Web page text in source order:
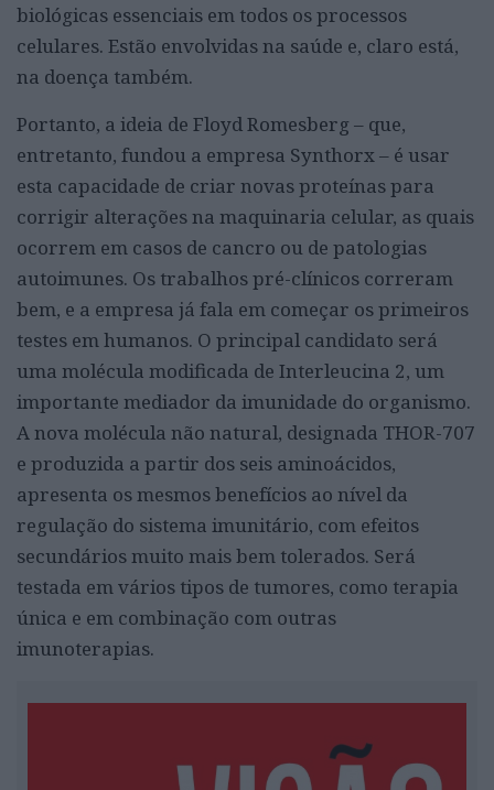
biológicas essenciais em todos os processos
celulares. Estão envolvidas na saúde e, claro está,
na doença também.
Portanto, a ideia de Floyd Romesberg – que,
entretanto, fundou a empresa Synthorx – é usar
esta capacidade de criar novas proteínas para
corrigir alterações na maquinaria celular, as quais
ocorrem em casos de cancro ou de patologias
autoimunes. Os trabalhos pré-clínicos correram
bem, e a empresa já fala em começar os primeiros
testes em humanos. O principal candidato será
uma molécula modificada de Interleucina 2, um
importante mediador da imunidade do organismo.
A nova molécula não natural, designada THOR-707
e produzida a partir dos seis aminoácidos,
apresenta os mesmos benefícios ao nível da
regulação do sistema imunitário, com efeitos
secundários muito mais bem tolerados. Será
testada em vários tipos de tumores, como terapia
única e em combinação com outras
imunoterapias.